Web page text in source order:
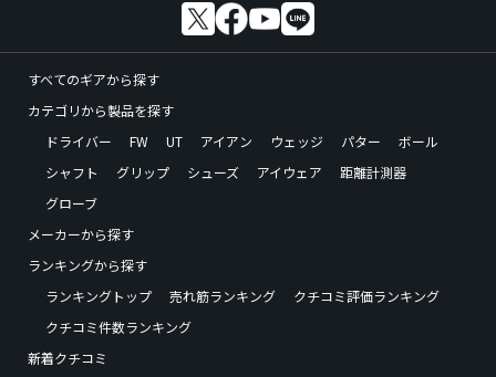
すべてのギアから探す
カテゴリから製品を探す
ドライバー
FW UT アイアン ウェッジ パター
ボール
シャフト
グリップ シューズ アイウェア
距離計測器
グローブ
メーカーから探す
ランキングから探す
ランキングトップ
売れ筋ランキング
クチコミ評価ランキング
クチコミ件数ランキング
新着クチコミ